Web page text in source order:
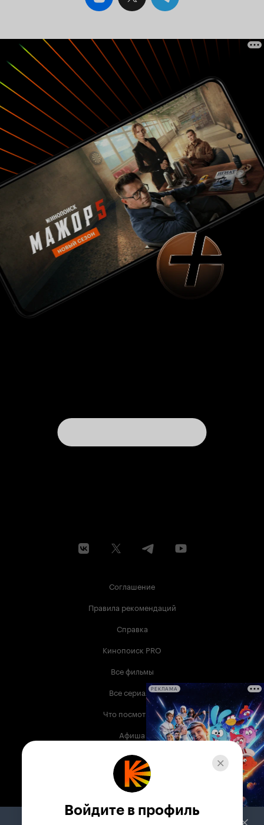
Соглашение
Правила рекомендаций
Справка
Кинопоиск PRO
Все фильмы
Все сериалы
Что посмотреть
Афиша
Музыка
Телепрограмма
Служба поддержки
РЕКЛАМА
Войдите в профиль